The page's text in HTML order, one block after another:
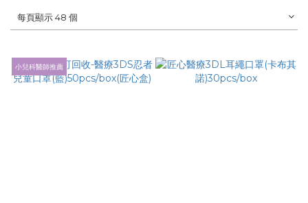
每頁顯示 48 個
小兒科醫師推薦